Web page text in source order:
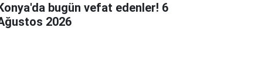
bugün vefat edenler! 6
2026